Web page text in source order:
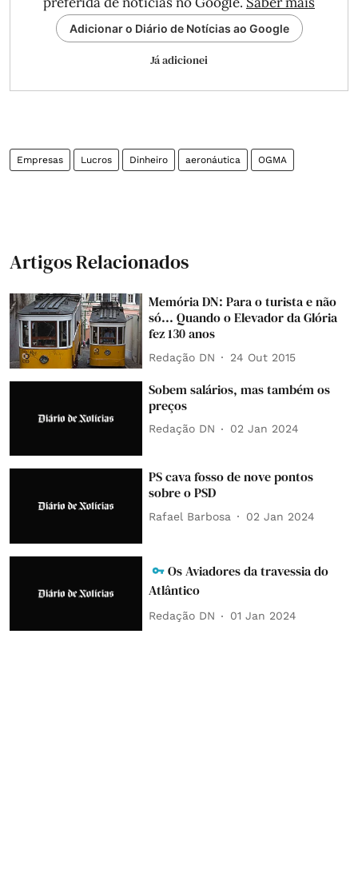
Adicionar o Diário de Notícias ao Google
Já adicionei
Empresas Lucros Dinheiro aeronáutica OGMA
Artigos Relacionados
Memória DN: Para o turista e não
só... Quando o Elevador da Glória
fez 130 anos
Redação DN 24 Out 2015
Sobem salários, mas também os
preços
Redação DN 02 Jan 2024
PS cava fosso de nove pontos
sobre o PSD
Rafael Barbosa 02 Jan 2024
Os Aviadores da travessia do
Atlântico
Redação DN 01 Jan 2024